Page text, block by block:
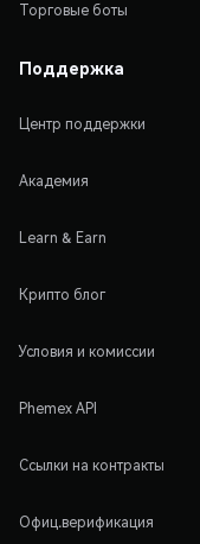
Торговые боты
Поддержка
Центр поддержки
Академия
Learn & Earn
Крипто блог
Условия и комиссии
Phemex API
Ссылки на контракты
Офиц.верификация